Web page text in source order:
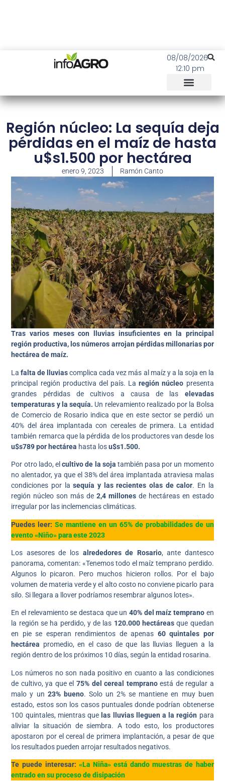
08/08/2026
12:10 pm
Región núcleo: La sequía deja
pérdidas en el maíz de hasta
u$s1.500 por hectárea
enero 9, 2023 Ramón Canto
Tras varios meses con lluvias insuficientes en la principal
región productiva, los números arrojan pérdidas millonarias por
hectárea de maíz.
Lafalta de lluviascomplica cada vez más al maíz y a la soja en la
principal región productiva del país. Laregión núcleo presenta
grandes pérdidas de cultivos a causa de las elevadas
temperaturas y la sequía. Un relevamiento realizado por la Bolsa
de Comercio de Rosario indica que en este sector se perdió un
40% del área implantada con cereales de primera. La entidad
también remarca que la pérdida de los productores van desde los
u$s789 por hectárea hasta losu$s1.500.
Por otro lado, elcultivo de la soja también pasa por un momento
no alentador, ya que el 38% del área implantada atraviesa malas
condiciones por lasequía y las recientes olas de calor. En la
región núcleo son más de 2,4 millonesde hectáreas en estado
irregular por las inclemencias climáticas.
Puedes leer:Se mantiene en un 65% de probabilidades de un
evento «Niño» para este 2023
Los asesores de los alrededores de Rosario, ante dantesco
panorama, comentan: «Tenemos todo el maíz temprano perdido.
Algunos lo picaron. Pero muchos hicieron rollos. Por el bajo
volumen de materia verde y el alto costo no conviene picarlo para
silo. Si llegara a llover podríamos resembrar algunos lotes».
En el relevamiento se destaca que un 40% del maíz tempranoen
la región se ha perdido, y de las 120.000 hectáreasque quedan
en pie se esperan rendimientos de apenas 60 quintales por
hectárea promedio, en el caso de que las lluvias lleguen a la
región dentro de los próximos 10 días, según la entidad rosarina.
Los números no son nada positivo en cuanto a las condiciones
de cultivo, ya que el 75% del cereal tempranoestá de regular a
malo y un 23% bueno. Solo un 2% se mantiene en muy buen
estado, estos son los casos puntuales donde podrían obtenerse
100 quintales, mientras que las lluvias lleguen a la región para
aliviar la situación de siembra. A todo esto, los productores
apostaron por el cereal de primera implantación, a pesar de que
los resultados pueden arrojar resultados negativos.
Te puede interesar:«La Niña» está dando muestras de haber
entrado en su proceso de disipación